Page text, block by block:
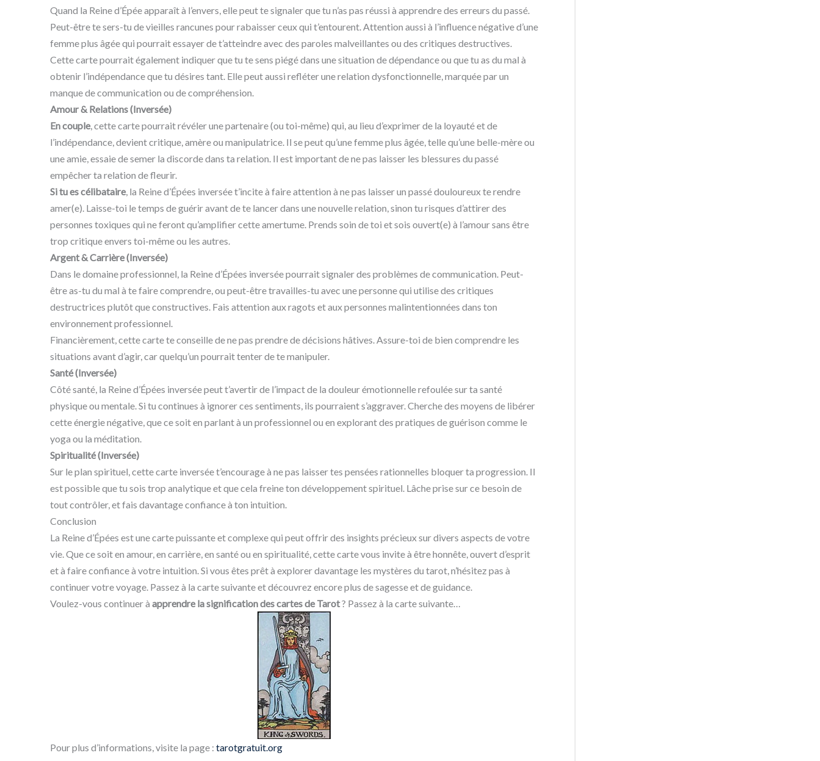
Quand la Reine d’Épée apparaît à l’envers, elle peut te signaler que tu n’as pas réussi à apprendre des erreurs du passé.
Peut-être te sers-tu de vieilles rancunes pour rabaisser ceux qui t’entourent. Attention aussi à l’influence négative d’une
femme plus âgée qui pourrait essayer de t’atteindre avec des paroles malveillantes ou des critiques destructives.
Cette carte pourrait également indiquer que tu te sens piégé dans une situation de dépendance ou que tu as du mal à
obtenir l’indépendance que tu désires tant. Elle peut aussi refléter une relation dysfonctionnelle, marquée par un
manque de communication ou de compréhension.
Amour & Relations (Inversée)
En couple, cette carte pourrait révéler une partenaire (ou toi-même) qui, au lieu d’exprimer de la loyauté et de
l’indépendance, devient critique, amère ou manipulatrice. Il se peut qu’une femme plus âgée, telle qu’une belle-mère ou
une amie, essaie de semer la discorde dans ta relation. Il est important de ne pas laisser les blessures du passé
empêcher ta relation de fleurir.
Si tu es célibataire, la Reine d’Épées inversée t’incite à faire attention à ne pas laisser un passé douloureux te rendre
amer(e). Laisse-toi le temps de guérir avant de te lancer dans une nouvelle relation, sinon tu risques d’attirer des
personnes toxiques qui ne feront qu’amplifier cette amertume. Prends soin de toi et sois ouvert(e) à l’amour sans être
trop critique envers toi-même ou les autres.
Argent & Carrière (Inversée)
Dans le domaine professionnel, la Reine d’Épées inversée pourrait signaler des problèmes de communication. Peut-
être as-tu du mal à te faire comprendre, ou peut-être travailles-tu avec une personne qui utilise des critiques
destructrices plutôt que constructives. Fais attention aux ragots et aux personnes malintentionnées dans ton
environnement professionnel.
Financièrement, cette carte te conseille de ne pas prendre de décisions hâtives. Assure-toi de bien comprendre les
situations avant d’agir, car quelqu’un pourrait tenter de te manipuler.
Santé (Inversée)
Côté santé, la Reine d’Épées inversée peut t’avertir de l’impact de la douleur émotionnelle refoulée sur ta santé
physique ou mentale. Si tu continues à ignorer ces sentiments, ils pourraient s’aggraver. Cherche des moyens de libérer
cette énergie négative, que ce soit en parlant à un professionnel ou en explorant des pratiques de guérison comme le
yoga ou la méditation.
Spiritualité (Inversée)
Sur le plan spirituel, cette carte inversée t’encourage à ne pas laisser tes pensées rationnelles bloquer ta progression. Il
est possible que tu sois trop analytique et que cela freine ton développement spirituel. Lâche prise sur ce besoin de
tout contrôler, et fais davantage confiance à ton intuition.
Conclusion
La Reine d’Épées est une carte puissante et complexe qui peut offrir des insights précieux sur divers aspects de votre
vie. Que ce soit en amour, en carrière, en santé ou en spiritualité, cette carte vous invite à être honnête, ouvert d’esprit
et à faire confiance à votre intuition. Si vous êtes prêt à explorer davantage les mystères du tarot, n’hésitez pas à
continuer votre voyage. Passez à la carte suivante et découvrez encore plus de sagesse et de guidance.
Voulez-vous continuer à apprendre la signification des cartes de Tarot? Passez à la carte suivante…
Pour plus d’informations, visite la page : tarotgratuit.org